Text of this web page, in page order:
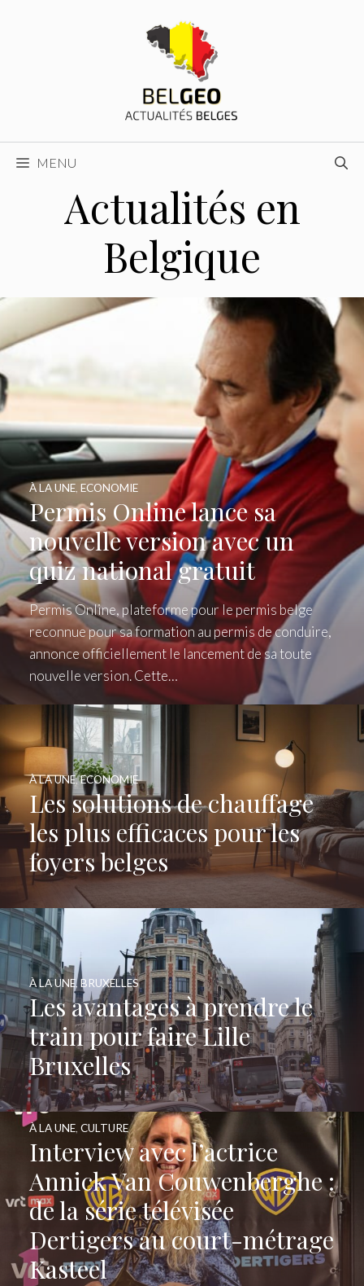
MENU
Actualités en
Belgique
Permis Online lance sa
nouvelle version avec un
quiz national gratuit
À LA UNE, ECONOMIE
Permis Online, plateforme pour le permis belge
reconnue pour sa formation au permis de conduire,
annonce officiellement le lancement de sa toute
nouvelle version. Cette…
Les solutions de chauffage
les plus efficaces pour les
foyers belges
À LA UNE,ECONOMIE
Les avantages à prendre le
train pour faire Lille
Bruxelles
À LA UNE,BRUXELLES
Interview avec l’actrice
Annick Van Couwenberghe :
de la série télévisée
Dertigers au court-métrage
Kasteel
À LA UNE, CULTURE